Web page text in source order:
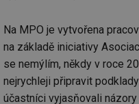
Na MPO je vytvořena
na základě iniciativy
se nemýlím, někdy v roce
nejrychleji připravit
účastníci vyjasňovali